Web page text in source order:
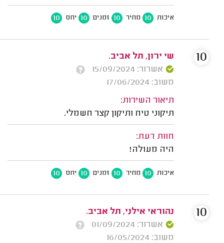
איכות 10 מחיר 10 זמנים 10 יחס 10
שי ירון, תל אביב.
אשרור: 15/09/2024
משוב: 17/06/2024
תיאור השירות:
תיקוני טיח ותיקון קצר חשמלי.
חוות דעת:
היה מעולה!
איכות 10 מחיר 10 זמנים 10 יחס 10
10
נהוראי אילני, תל אביב.
אשרור: 01/09/2024
משוב: 16/05/2024
10